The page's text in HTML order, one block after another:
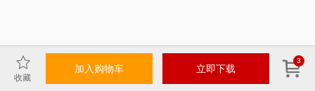
收藏
加入购物车
3
立即下载